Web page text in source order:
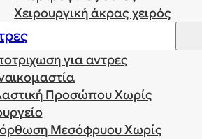
Χειρουργική άκρας χειρός
για αντρες
Προσώπου Χωρίς
Μεσόφρυου Χωρίς